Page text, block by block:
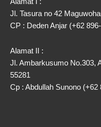
Jl. Tasura no 42
CP : Deden Anjar (+62
Alamat II :
Jl. Ambarkusumo No.303,
55281
Cp : Abdullah Sunono (+62